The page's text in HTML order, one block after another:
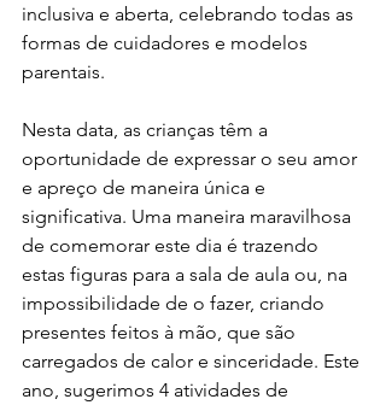
inclusiva e aberta, celebrando todas as
formas de cuidadores e modelos
parentais.
Nesta data, as crianças têm a
oportunidade de expressar o seu amor
e apreço de maneira única e
significativa. Uma maneira maravilhosa
de comemorar este dia é trazendo
estas figuras para a sala de aula ou, na
impossibilidade de o fazer, criando
presentes feitos à mão, que são
carregados de calor e sinceridade. Este
ano, sugerimos 4 atividades de